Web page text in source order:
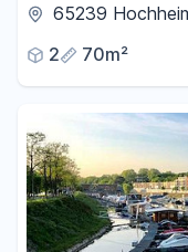
65239
2
70m²